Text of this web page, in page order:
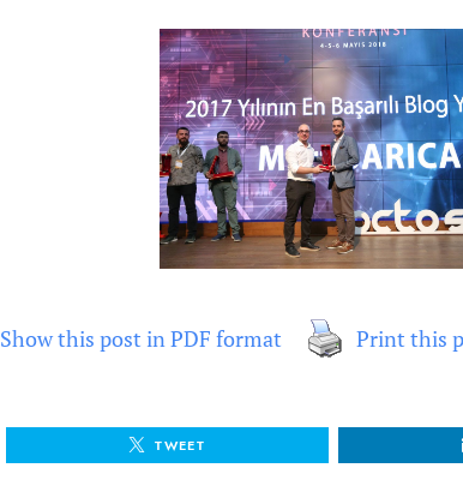
Show this post in PDF format Print this
TWEET